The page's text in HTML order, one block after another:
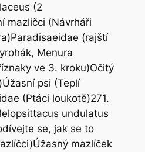
(2
mazlíčci (Návrháři
(rajští
Menura
ve 3. kroku)Očitý
psi (Teplí
(Ptáci loukotě)271.
undulatus
se, jak se to
mazlíček